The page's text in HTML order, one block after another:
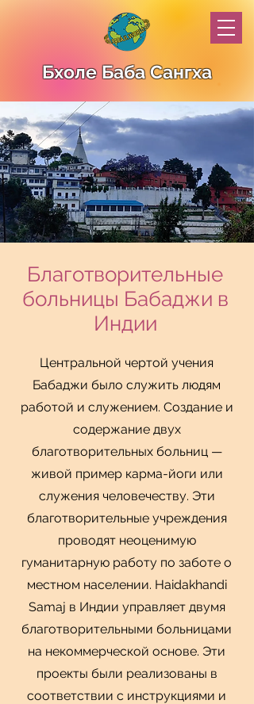
Бхоле Баба Сангха
Благотворительные
больницы Бабаджи в
Индии
Центральной чертой учения
Бабаджи было служить людям
работой и служением. Создание и
содержание двух
благотворительных больниц —
живой пример карма-йоги или
служения человечеству. Эти
благотворительные учреждения
проводят неоценимую
гуманитарную работу по заботе о
местном населении. Haidakhandi
Samaj в Индии управляет двумя
благотворительными больницами
на некоммерческой основе. Эти
проекты были реализованы в
соответствии с инструкциями и